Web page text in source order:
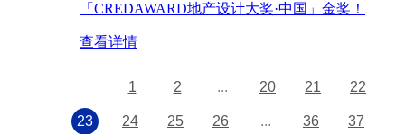
「CREDAWARD地产设计大奖·中国」金奖！
查看详情
1 2 ... 20 21 22
23 24 25 26 ... 36 37